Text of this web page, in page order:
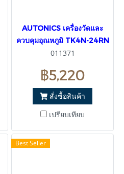
AUTONICS เครื่องวัดและ
ควบคุมอุณหภูมิ TK4N-24RN
011371
฿5,220
สั่งซื้อสินค้า
เปรียบเทียบ
Best Seller